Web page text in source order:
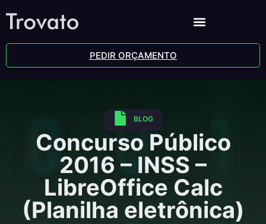
PEDIR ORÇAMENTO
BLOG
Concurso Público
2016 – INSS –
LibreOffice Calc
(Planilha eletrônica)